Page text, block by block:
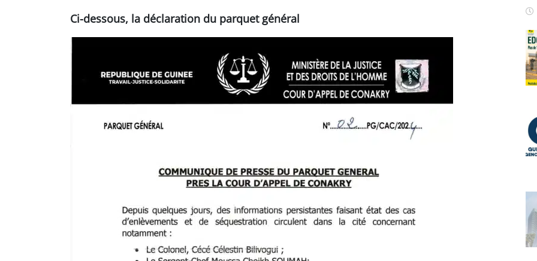
Ci-dessous, la déclaration du parquet général